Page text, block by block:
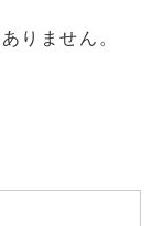
りません。